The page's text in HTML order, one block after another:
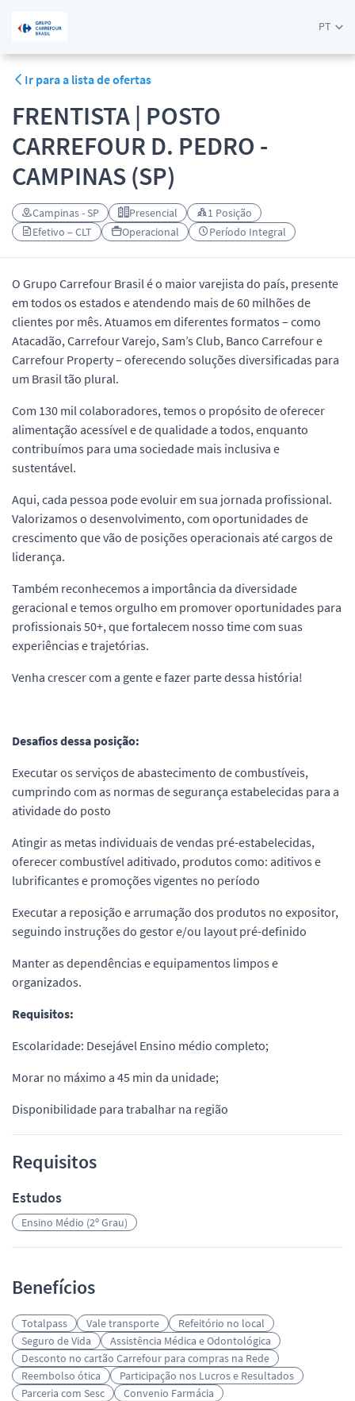
PT
Ir para a lista de ofertas
FRENTISTA | POSTO
CARREFOUR D. PEDRO -
CAMPINAS (SP)
Campinas - SP Presencial
1 Posição
Efetivo – CLT
Operacional Período Integral
O Grupo Carrefour Brasil é o maior varejista do país, presente
em todos os estados e atendendo mais de 60 milhões de
clientes por mês. Atuamos em diferentes formatos – como
Atacadão, Carrefour Varejo, Sam’s Club, Banco Carrefour e
Carrefour Property – oferecendo soluções diversificadas para
um Brasil tão plural.
Com 130 mil colaboradores, temos o propósito de oferecer
alimentação acessível e de qualidade a todos, enquanto
contribuímos para uma sociedade mais inclusiva e
sustentável.
Aqui, cada pessoa pode evoluir em sua jornada profissional.
Valorizamos o desenvolvimento, com oportunidades de
crescimento que vão de posições operacionais até cargos de
liderança.
Também reconhecemos a importância da diversidade
geracional e temos orgulho em promover oportunidades para
profissionais 50+, que fortalecem nosso time com suas
experiências e trajetórias.
Venha crescer com a gente e fazer parte dessa história!
Desafios dessa posição:
Executar os serviços de abastecimento de combustíveis,
cumprindo com as normas de segurança estabelecidas para a
atividade do posto
Atingir as metas individuais de vendas pré-estabelecidas,
oferecer combustível aditivado, produtos como: aditivos e
lubrificantes e promoções vigentes no período
Executar a reposição e arrumação dos produtos no expositor,
seguindo instruções do gestor e/ou layout pré-definido
Manter as dependências e equipamentos limpos e
organizados.
Requisitos:
Escolaridade: Desejável Ensino médio completo;
Morar no máximo a 45 min da unidade;
Disponibilidade para trabalhar na região
Requisitos
Estudos
Ensino Médio (2º Grau)
Benefícios
Totalpass Vale transporte
Refeitório no local
Seguro de Vida
Assistência Médica e Odontológica
Desconto no cartão Carrefour para compras na Rede
Reembolso ótica
Participação nos Lucros e Resultados
Parceria com Sesc
Convenio Farmácia